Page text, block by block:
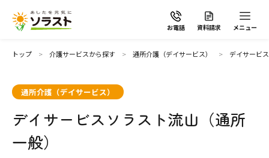
お電話 資料請求 メニュー
ソラストの想い
トップ 介護サービスから探す 通所介護（デイサービス） デイサービ
通所介護（デイサービス）
デイサービスソラスト流山（通所
一般）